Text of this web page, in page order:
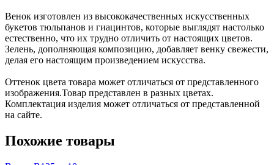
Венок изготовлен из высококачественных искусственных
букетов тюльпанов и гиацинтов, которые выглядят настолько
естественно, что их трудно отличить от настоящих цветов.
Зелень, дополняющая композицию, добавляет венку свежести,
делая его настоящим произведением искусства.
Оттенок цвета товара может отличаться от представленного
изображения.Товар представлен в разных цветах.
Комплектация изделия может отличаться от представленной
на сайте.
Похожие товары